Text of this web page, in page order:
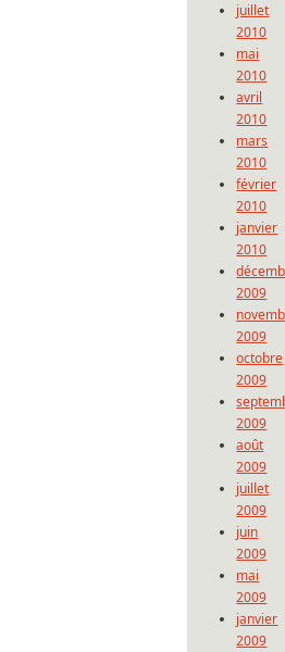
juillet
2010
mai
2010
avril
2010
mars
2010
février
2010
janvier
2010
2009
2009
octobre
2009
2009
août
2009
juillet
2009
juin
2009
mai
2009
janvier
2009